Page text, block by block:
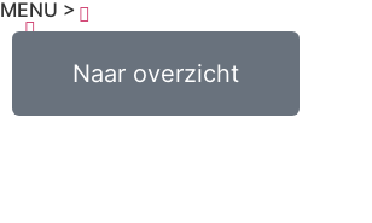
MENU >
Naar overzicht
0,00 0